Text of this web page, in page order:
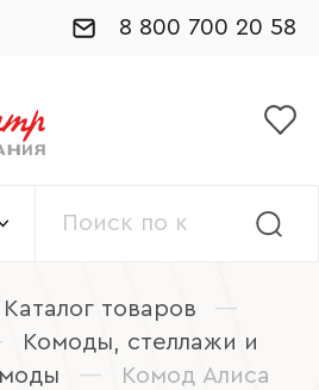
8 800 700 20 58
Каталог товаров
—
Комоды, стеллажи и
—
Комод Алиса